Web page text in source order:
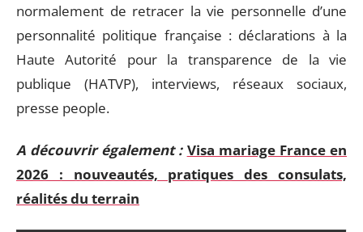
normalement de retracer la vie personnelle d’une
personnalité politique française : déclarations à la
Haute Autorité pour la transparence de la vie
publique (HATVP), interviews, réseaux sociaux,
presse people.
A découvrir également : Visa mariage France en
2026 : nouveautés, pratiques des consulats,
réalités du terrain